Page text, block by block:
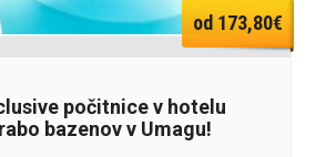
od 173,80€
počitnice v hotelu
bazenov v Umagu!